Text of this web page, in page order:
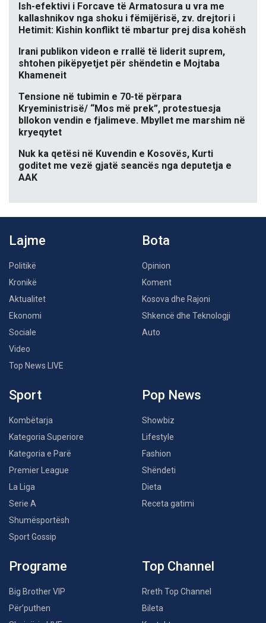
Ish-efektivi i Forcave të Armatosura u vra me
kallashnikov nga shoku i fëmijërisë, zv. drejtori i
Hetimit: Kishin konflikt të mbartur prej disa kohësh
Irani publikon videon e rrallë të liderit suprem,
shtohen pikëpyetjet për shëndetin e Mojtaba
Khameneit
Tensione në tubimin e 70-të përpara
Kryeministrisë/ “Mos më prek”, protestuesja
bllokon vendin e fjalimeve. Mbyllet me marshim në
kryeqytet
Nuk ka qetësi në Kuvendin e Kosovës, Kurti
goditet me vezë gjatë seancës nga deputetja e
AAK
Lajme
Politikë
Kronikë
Aktualitet
Ekonomi
Sociale
Video
Top News LIVE
Bota
Opinion
Koment
Kosova dhe Rajoni
Shkencë dhe Teknologji
Auto
Sport
Kombëtarja
Kategoria Superiore
Kategoria e Parë
Premier League
La Liga
Serie A
Shumësportësh
Sport Gossip
Pop News
Showbiz
Lifestyle
Fashion
Shëndeti
Dieta
Receta gatimi
Programe
Big Brother VIP
Për’puthen
Top Channel
Rreth Top Channel
Bileta